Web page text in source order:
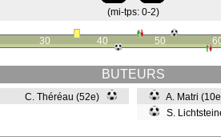
(mi-tps: 0-2)
30 40 50
BUTEURS
C. Théréau (52e)
A. Matri
S.